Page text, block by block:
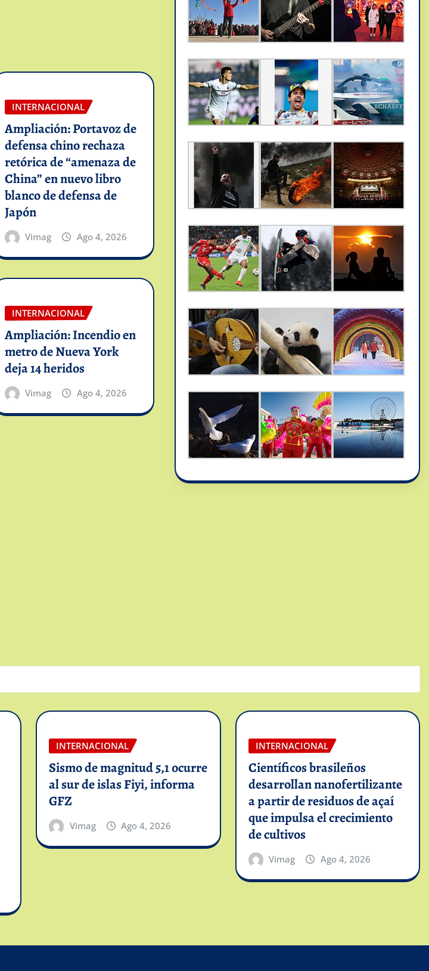
INTERNACIONAL
Ampliación: Portavoz de
defensa chino rechaza
retórica de “amenaza de
China” en nuevo libro
blanco de defensa de
Japón
Vimag Ago 4, 2026
INTERNACIONAL
Ampliación: Incendio en
metro de Nueva York
deja 14 heridos
Vimag Ago 4, 2026
INTERNACIONAL
Sismo de magnitud 5,1 ocurre
al sur de islas Fiyi, informa
GFZ
Vimag Ago 4, 2026
INTERNACIONAL
Científicos brasileños
desarrollan nanofertilizante
a partir de residuos de açaí
que impulsa el crecimiento
de cultivos
Vimag Ago 4, 2026